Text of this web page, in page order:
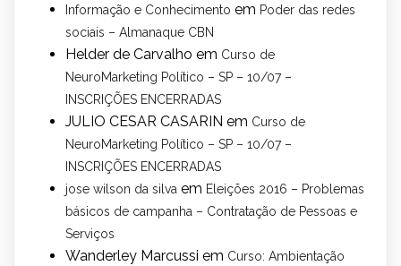
Informação e Conhecimento em Poder das redes
sociais – Almanaque CBN
Helder de Carvalho em Curso de
NeuroMarketing Político – SP – 10/07 –
INSCRIÇÕES ENCERRADAS
JULIO CESAR CASARIN em Curso de
NeuroMarketing Político – SP – 10/07 –
INSCRIÇÕES ENCERRADAS
jose wilson da silva em Eleições 2016 – Problemas
básicos de campanha – Contratação de Pessoas e
Serviços
Wanderley Marcussi em Curso: Ambientação